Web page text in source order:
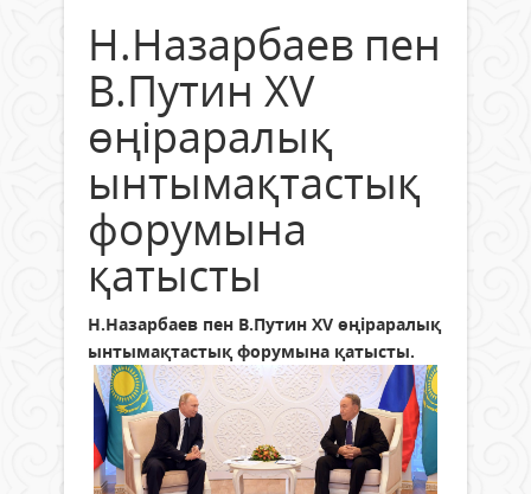
Н.Назарбаев пен
В.Путин XV
өңіраралық
ынтымақтастық
форумына
қатысты
Н.Назарбаев пен В.Путин XV өңіраралық
ынтымақтастық форумына қатысты.